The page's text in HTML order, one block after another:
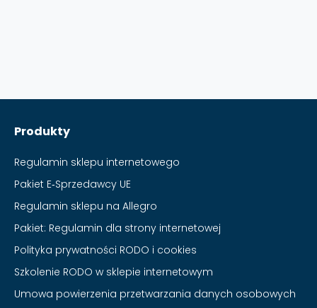
Produkty
Regulamin sklepu internetowego
Pakiet E‑Sprzedawcy UE
Regulamin sklepu na Allegro
Pakiet: Regulamin dla strony internetowej
Polityka prywatności RODO i cookies
Szkolenie RODO w sklepie internetowym
Umowa powierzenia przetwarzania danych osobowych